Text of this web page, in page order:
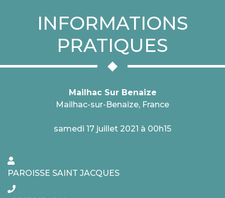
INFORMATIONS
PRATIQUES
Mailhac Sur Benaize
Mailhac-sur-Benaize, France
samedi 17 juillet 2021 à 00h15
PAROISSE SAINT JACQUES